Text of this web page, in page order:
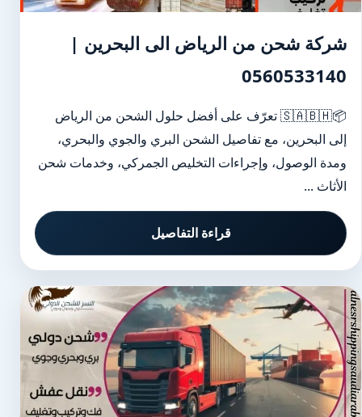
شركة شحن من الرياض الى البحرين |
0560533140
📦🇸🇦🇧🇭 تعرّف على أفضل حلول الشحن من الرياض
إلى البحرين، مع تفاصيل الشحن البري والجوي والبحري،
ومدة الوصول، وإجراءات التخليص الجمركي، وخدمات شحن
الأثاث ...
قراءة التفاصيل